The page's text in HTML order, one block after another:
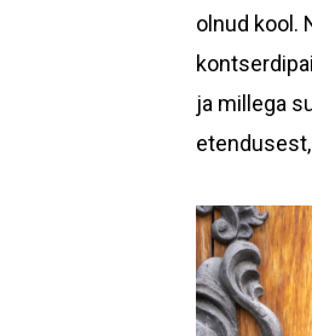
olnud kool.
ja millega